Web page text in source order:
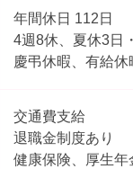
年間休日 112日
4週8休、夏休3日
慶弔休暇、有給
交通費支給
退職金制度あり
健康保険、厚生